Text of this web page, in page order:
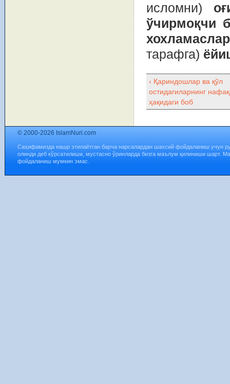
исломни)
ўчирмоқчи
тарафга)
‹ Қариндошлар ва қўл
остидагиларнинг
ҳақидаги боб
© 2000-2026 IslamNuri.com
Саҳифамизда нашр этилаётган барча нарсалардан шахсий фойдаланиш учун
олинди деб кўрсатилиши, мустасно ўринларда бизга маълум қилиниши шарт.
фойдаланиш мумкин эмас.